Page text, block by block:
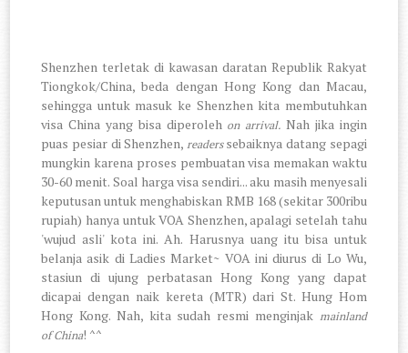
Shenzhen terletak di kawasan daratan Republik Rakyat
Tiongkok/China, beda dengan Hong Kong dan Macau,
sehingga untuk masuk ke Shenzhen kita membutuhkan
visa China yang bisa diperoleh on arrival.Nah jika ingin
puas pesiar di Shenzhen, readerssebaiknya datang sepagi
mungkin karena proses pembuatan visa memakan waktu
30-60 menit. Soal harga visa sendiri... aku masih menyesali
keputusan untuk menghabiskan RMB 168 (sekitar 300ribu
rupiah) hanya untuk VOA Shenzhen, apalagi setelah tahu
'wujud asli' kota ini. Ah. Harusnya uang itu bisa untuk
belanja asik di Ladies Market~ VOA ini diurus di Lo Wu,
stasiun di ujung perbatasan Hong Kong yang dapat
dicapai dengan naik kereta (MTR) dari St. Hung Hom
Hong Kong. Nah, kita sudah resmi menginjak mainland
of China! ^^